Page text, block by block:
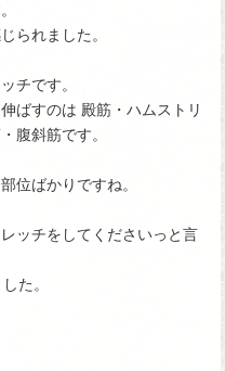
られました。
チです。
ばすのは 殿筋・ハムストリ
腹斜筋です。
位ばかりですね。
ッチをしてくださいっと言
た。